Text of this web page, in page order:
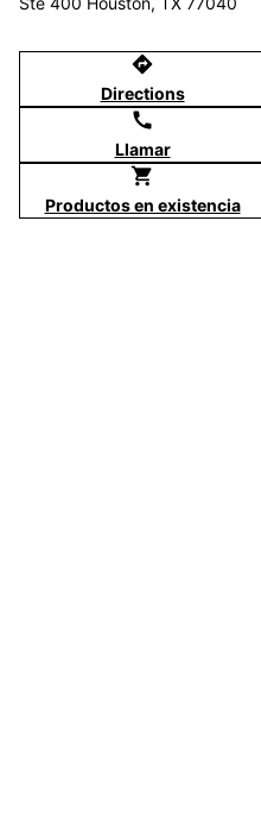
directions
Directions
call
Llamar
shopping_cart
Productos en existencia